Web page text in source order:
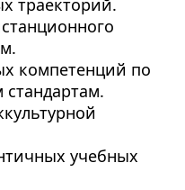
траекторий.
компетенций по
учебных